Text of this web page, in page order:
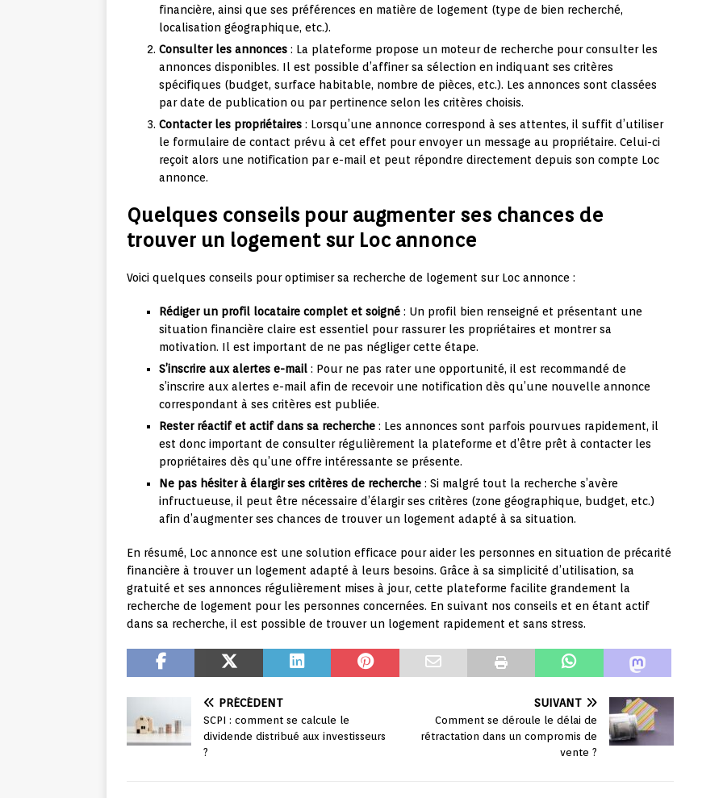
financière, ainsi que ses préférences en matière de logement (type de bien recherché,
localisation géographique, etc.).
Consulter les annonces : La plateforme propose un moteur de recherche pour consulter les
annonces disponibles. Il est possible d’affiner sa sélection en indiquant ses critères
spécifiques (budget, surface habitable, nombre de pièces, etc.). Les annonces sont classées
par date de publication ou par pertinence selon les critères choisis.
Contacter les propriétaires : Lorsqu’une annonce correspond à ses attentes, il suffit d’utiliser
le formulaire de contact prévu à cet effet pour envoyer un message au propriétaire. Celui-ci
reçoit alors une notification par e-mail et peut répondre directement depuis son compte Loc
annonce.
Quelques conseils pour augmenter ses chances de
trouver un logement sur Loc annonce
Voici quelques conseils pour optimiser sa recherche de logement sur Loc annonce :
Rédiger un profil locataire complet et soigné : Un profil bien renseigné et présentant une
situation financière claire est essentiel pour rassurer les propriétaires et montrer sa
motivation. Il est important de ne pas négliger cette étape.
S’inscrire aux alertes e-mail : Pour ne pas rater une opportunité, il est recommandé de
s’inscrire aux alertes e-mail afin de recevoir une notification dès qu’une nouvelle annonce
correspondant à ses critères est publiée.
Rester réactif et actif dans sa recherche : Les annonces sont parfois pourvues rapidement, il
est donc important de consulter régulièrement la plateforme et d’être prêt à contacter les
propriétaires dès qu’une offre intéressante se présente.
Ne pas hésiter à élargir ses critères de recherche : Si malgré tout la recherche s’avère
infructueuse, il peut être nécessaire d’élargir ses critères (zone géographique, budget, etc.)
afin d’augmenter ses chances de trouver un logement adapté à sa situation.
En résumé, Loc annonce est une solution efficace pour aider les personnes en situation de précarité
financière à trouver un logement adapté à leurs besoins. Grâce à sa simplicité d’utilisation, sa
gratuité et ses annonces régulièrement mises à jour, cette plateforme facilite grandement la
recherche de logement pour les personnes concernées. En suivant nos conseils et en étant actif
dans sa recherche, il est possible de trouver un logement rapidement et sans stress.
PRÉCÉDENT
SCPI : comment se calcule le
dividende distribué aux investisseurs
?
SUIVANT
Comment se déroule le délai de
rétractation dans un compromis de
vente ?